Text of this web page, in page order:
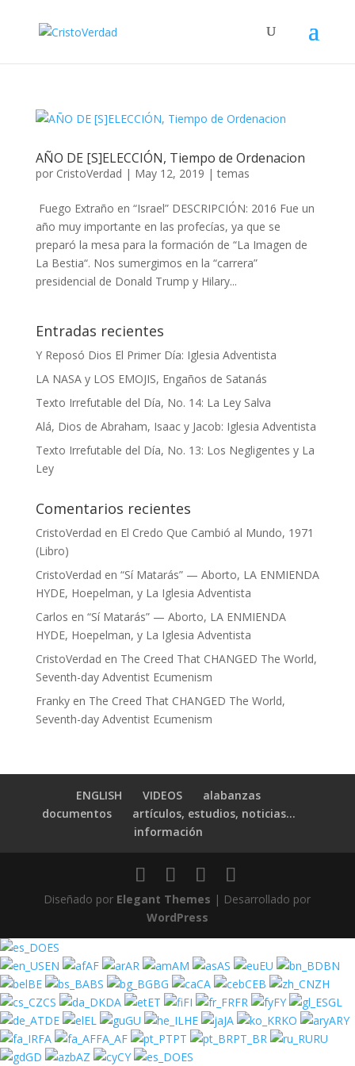
AÑO DE [S]ELECCIÓN, Tiempo de Ordenacion
por CristoVerdad | May 12, 2019 |temas
Fuego Extraño en “Israel” DESCRIPCIÓN: 2016 Fue un
año muy importante en las profecías, ya que se
preparó la mesa para la formación de “La Imagen de
La Bestia“. Nos sumergimos en la “carrera”
presidencial de Donald Trump y Hilary...
Entradas recientes
Y Reposó Dios El Primer Día: Iglesia Adventista
LA NASA y LOS EMOJIS, Engaños de Satanás
Texto Irrefutable del Día, No. 14: La Ley Salva
Alá, Dios de Abraham, Isaac y Jacob: Iglesia Adventista
Texto Irrefutable del Día, No. 13: Los Negligentes y La
Ley
Comentarios recientes
CristoVerdad en El Credo Que Cambió al Mundo, 1971
(Libro)
CristoVerdad en “Sí Matarás” — Aborto, LA ENMIENDA
HYDE, Hoepelman, y La Iglesia Adventista
Carlos en “Sí Matarás” — Aborto, LA ENMIENDA
HYDE, Hoepelman, y La Iglesia Adventista
CristoVerdad en The Creed That CHANGED The World,
Seventh-day Adventist Ecumenism
Frankyen The Creed That CHANGED The World,
Seventh-day Adventist Ecumenism
ENGLISH VIDEOS
alabanzas
documentos
artículos, estudios, noticias…
información
Diseñado por Elegant Themes | Desarrollado por
WordPress
ES
EN
AF AR AM AS EU
BN
BE
BS BG CA CEB
ZH
CS
DA ET FI FR FY
GL
DE
EL GU HE JA KO
ARY
FA
FA_AF PT PT_BR
RU
GD
AZ CY ES